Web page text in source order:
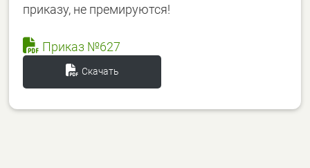
приказу, не премируются!
Приказ №627
Скачать